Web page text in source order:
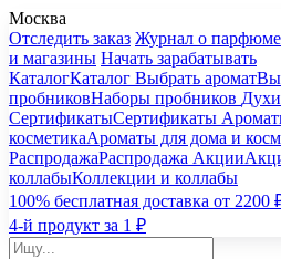
Москва
Отследить заказ Журнал о
и магазины Начать зарабатывать
КаталогКаталог Выбрать аромат
пробниковНаборы пробников Духи
СертификатыСертификаты
косметикаАроматы для дома и
РаспродажаРаспродажа Акции
коллабыКоллекции и коллабы
100% бесплатная доставка от
4-й продукт за 1 ₽